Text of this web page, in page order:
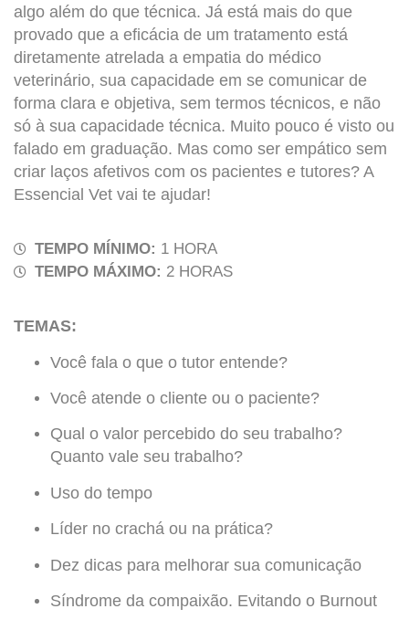
algo além do que técnica. Já está mais do que
provado que a eficácia de um tratamento está
diretamente atrelada a empatia do médico
veterinário, sua capacidade em se comunicar de
forma clara e objetiva, sem termos técnicos, e não
só à sua capacidade técnica. Muito pouco é visto ou
falado em graduação. Mas como ser empático sem
criar laços afetivos com os pacientes e tutores? A
Essencial Vet vai te ajudar!
TEMPO MÍNIMO: 1 HORA
TEMPO MÁXIMO: 2 HORAS
TEMAS:
Você fala o que o tutor entende?
Você atende o cliente ou o paciente?
Qual o valor percebido do seu trabalho?
Quanto vale seu trabalho?
Uso do tempo
Líder no crachá ou na prática?
Dez dicas para melhorar sua comunicação
Síndrome da compaixão. Evitando o Burnout